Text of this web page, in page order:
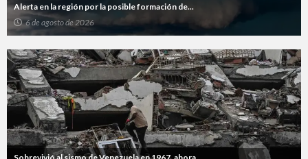
Alerta en la región por la posible formación de...
6 de agosto de 2026